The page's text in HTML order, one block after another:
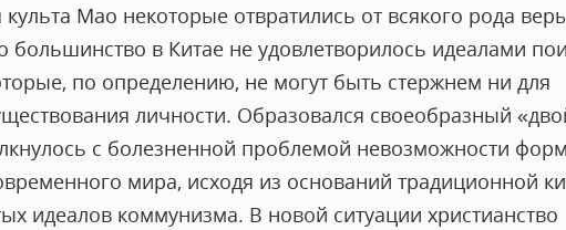
Мао некоторые отвратились от всякого рода
большинство в Китае не удовлетворилось идеалами
по определению, не могут быть стержнем ни для
личности. Образовался своеобразный
с болезненной проблемой невозможности
мира, исходя из оснований традиционной
идеалов коммунизма. В новой ситуации христианство